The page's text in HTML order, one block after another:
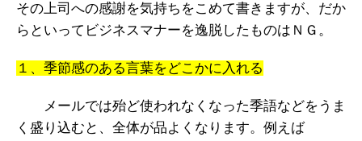
その上司への感謝を気持ちをこめて書きますが、だか
らといってビジネスマナーを逸脱したものはＮＧ。
１、季節感のある言葉をどこかに入れる
メールでは殆ど使われなくなった季語などをうま
く盛り込むと、全体が品よくなります。例えば